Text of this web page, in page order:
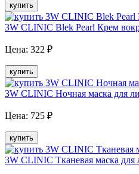
купить
3W CLINIC Blek Pearl Крем
Цена: 322 ₽
купить
3W CLINIC Ночная маска для
Цена: 725 ₽
купить
3W CLINIC Тканевая маска для